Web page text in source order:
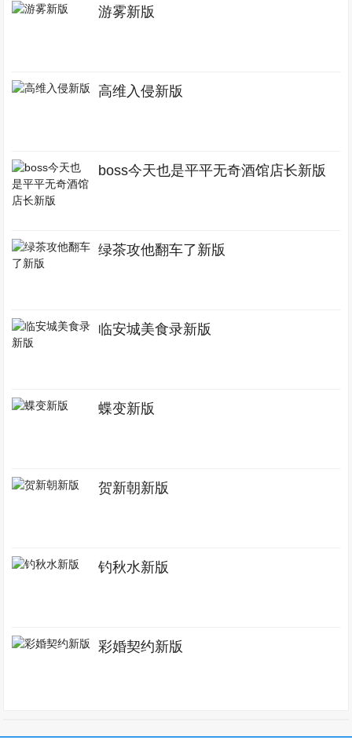
游雾新版
高维入侵新版
boss今天也是平平无奇酒馆店长新版
绿茶攻他翻车了新版
临安城美食录新版
蝶变新版
贺新朝新版
钓秋水新版
彩婚契约新版